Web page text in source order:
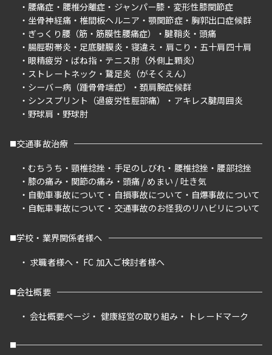
腰痛症
腰椎分離症 ジャンパー膝
変形性膝関節症
坐骨神経痛
椎間板ヘルニア 顎関節症
胸郭出口症候群
ぎっくり腰（筋・筋膜性腰痛症）
腱鞘炎
頭痛
腸脛靭帯炎
足底腱膜炎 寝違え 肩こり
五十肩四十肩
眼精疲労
ばね指
テニス肘（外側上顆炎）
ストレートネック
鵞足炎（がそくえん）
シーバー病（踵骨骨端症）
頚肩腕症候群
シンスプリント（過疲労性脛部痛）
アキレス腱周囲炎
野球肩
野球肘
交通事故治療
むちうち
頸椎捻挫 手足のしびれ 腰椎捻挫
腰部捻挫
膝の痛み
関節の痛み
頭痛 / めまい / 吐き気
自動車事故について
自損事故について
自爆事故について
自転車事故について
交通事故のお怪我のリハビリについて
学校・業界関係者様へ
求職者様へ
FC 加入ご検討者様へ
会社概要
会社概要ページ
健康経営の取り組み トレードマーク